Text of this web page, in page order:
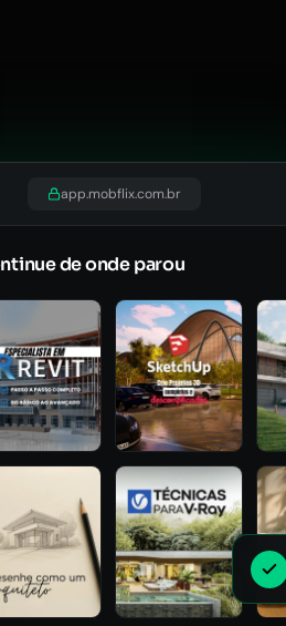
app.mobflix.com.br
de onde parou